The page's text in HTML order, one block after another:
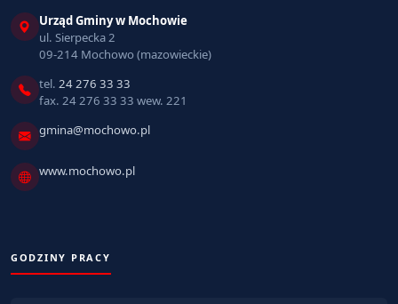
Urząd Gminy w Mochowie
ul. Sierpecka 2
09-214 Mochowo (mazowieckie)
tel. 24 276 33 33
fax. 24 276 33 33 wew. 221
gmina@mochowo.pl
www.mochowo.pl
GODZINY PRACY